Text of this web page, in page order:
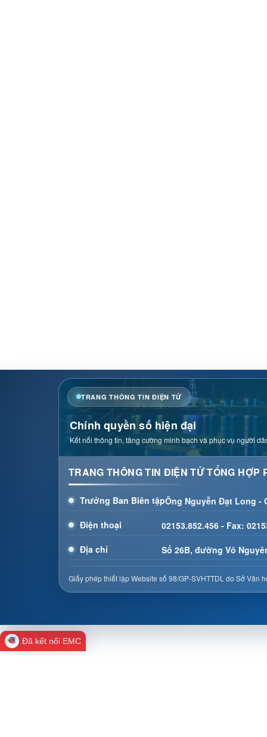
TRANG THÔNG TIN ĐIỆN TỬ
Chính quyền số hiện đại
Kết nối thông tin, tăng cường minh bạch và phục vụ người
TRANG THÔNG TIN ĐIỆN TỬ TỔNG
Trưởng Ban Biên tậpÔng Nguyễn Đạt Long -
Điện thoại
02153.852.456 - Fax:
Địa chỉ
Số 26B, đường Võ
Giấy phép thiết lập Website số 98/GP-SVHTTDL do Sở
Đã kết nối EMC